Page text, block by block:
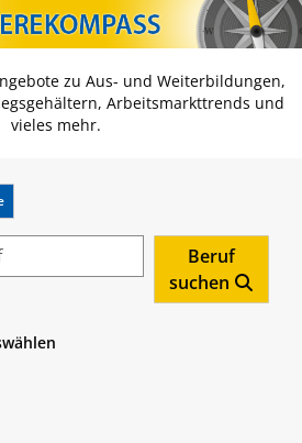
Zum Inhalt springen
Zum Navmenü springen
Zur Suche springen
Zur Footer springen
zu Aus- und Weiterbildungen,
Arbeitsmarkttrends und
vieles mehr.
Beruf
suchen